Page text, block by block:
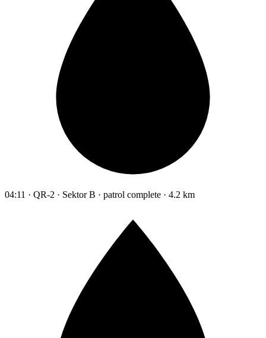
04:11 · QR-2 · Sektor B · patrol complete · 4.2 km